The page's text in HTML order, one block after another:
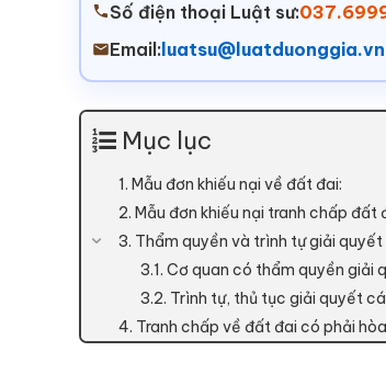
Số điện thoại Luật sư:
Email: luatsu@luatduonggia.vn
Mục lục
1. Mẫu đơn khiếu nại về đất đai:
2. Mẫu đơn khiếu nại tranh chấp đất
3. Thẩm quyền và trình tự giải
3.1. Cơ quan có thẩm quyền
3.2. Trình tự, thủ tục giải quyết
4. Tranh chấp về đất đai có phải